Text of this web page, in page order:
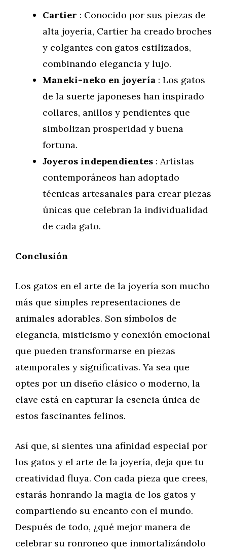
Cartier : Conocido por sus piezas de
alta joyería, Cartier ha creado broches
y colgantes con gatos estilizados,
combinando elegancia y lujo.
Maneki-neko en joyería : Los gatos
de la suerte japoneses han inspirado
collares, anillos y pendientes que
simbolizan prosperidad y buena
fortuna.
Joyeros independientes : Artistas
contemporáneos han adoptado
técnicas artesanales para crear piezas
únicas que celebran la individualidad
de cada gato.
Conclusión
Los gatos en el arte de la joyería son mucho
más que simples representaciones de
animales adorables. Son símbolos de
elegancia, misticismo y conexión emocional
que pueden transformarse en piezas
atemporales y significativas. Ya sea que
optes por un diseño clásico o moderno, la
clave está en capturar la esencia única de
estos fascinantes felinos.
Así que, si sientes una afinidad especial por
los gatos y el arte de la joyería, deja que tu
creatividad fluya. Con cada pieza que crees,
estarás honrando la magia de los gatos y
compartiendo su encanto con el mundo.
Después de todo, ¿qué mejor manera de
celebrar su ronroneo que inmortalizándolo